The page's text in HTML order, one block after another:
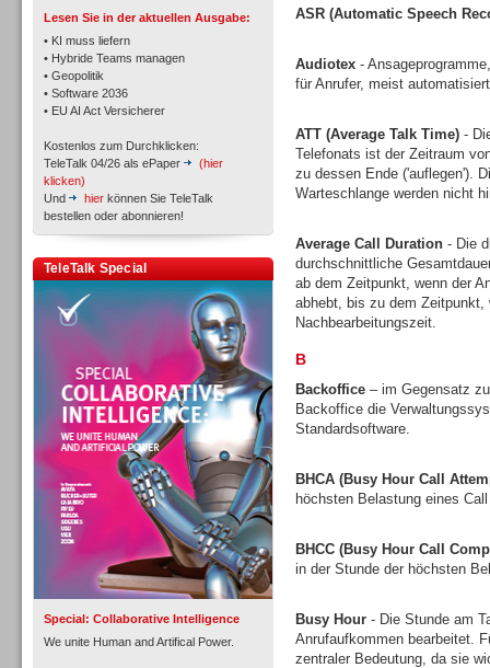
Lesen Sie in der aktuellen Ausgabe:
• KI muss liefern
• Hybride Teams managen
• Geopolitik
• Software 2036
• EU AI Act Versicherer
Kostenlos zum Durchklicken:
TeleTalk 04/26 als ePaper
(hier
klicken)
Und
hier können Sie TeleTalk
bestellen oder abonnieren!
TeleTalk Special
Special: Collaborative Intelligence
We unite Human and Artifical Power.
Workforce-Management
Personal
Inbound
ASR (Automatic Speech
Audiotex -
für Anrufer, meist
ATT (Average Talk Time) -
Telefonats ist der Zeitraum
zu dessen Ende ('auflegen').
Warteschlange werden nicht
Average Call Duration - Die
durchschnittliche
ab dem Zeitpunkt, wenn der
abhebt, bis zu dem Zeitpunkt,
Nachbearbeitungszeit.
B
Backoffice – im Gegensatz
Backoffice die
Standardsoftware.
BHCA (Busy Hour Call
höchsten Belastung eines
BHCC (Busy Hour Call
in der Stunde der höchsten
Busy Hour - Die Stunde am
Anrufaufkommen bearbeitet.
zentraler Bedeutung, da sie